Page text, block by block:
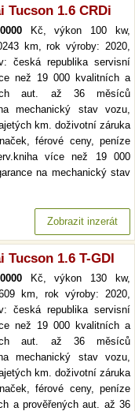
Tucson 1.6 CRDi
Kč, výkon 100 kw,
km, rok výroby: 2020,
česká republika servisní
než 19 000 kvalitních a
aut. až 36 měsíců
mechanický stav vozu,
km. doživotní záruka
férové ceny, peníze
více než 19 000
na mechanický stav
Zobrazit inzerát
Tucson 1.6 T-GDI
Kč, výkon 130 kw,
km, rok výroby: 2020,
česká republika servisní
než 19 000 kvalitních a
aut. až 36 měsíců
mechanický stav vozu,
km. doživotní záruka
férové ceny, peníze
a prověřených aut. až 36